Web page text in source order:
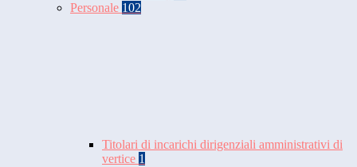
Personale 102
Titolari di incarichi dirigenziali amministrativi di
vertice 1